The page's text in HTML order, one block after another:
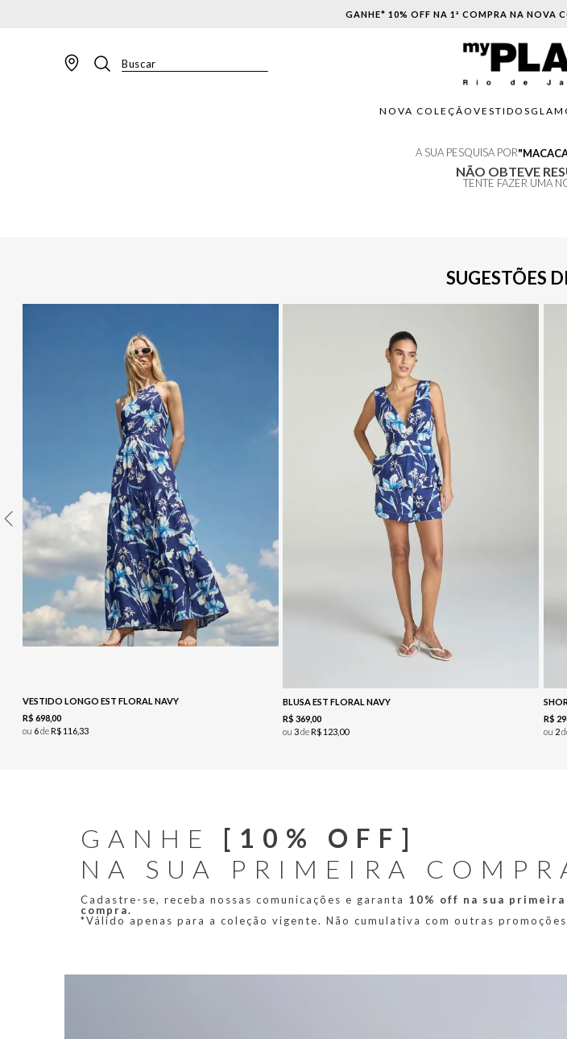
GANHE* 10% OFF NA 1ª COMPRA NA NOVA
Buscar
SHORT
COLETE
NOVA COLEÇÃO VESTIDOSGLAM
A SUA PESQUISA POR
NÃO OBTEVE
TENTE FAZER UMA
SUGESTÕES
VESTIDO LONGO EST FLORAL NAVY
R$ 698,00
ou 6deR$ 116,33
BLUSA EST FLORAL NAVY
R$ 369,00
ou3deR$ 123 00
R$
ou 2
GANHE [10% OFF]
NA SUA PRIMEIRA
Cadastre-se, receba nossas comunicações e garanta 10% off na sua primeira
compra.
*Válido apenas para a coleção vigente. Não cumulativa com outras